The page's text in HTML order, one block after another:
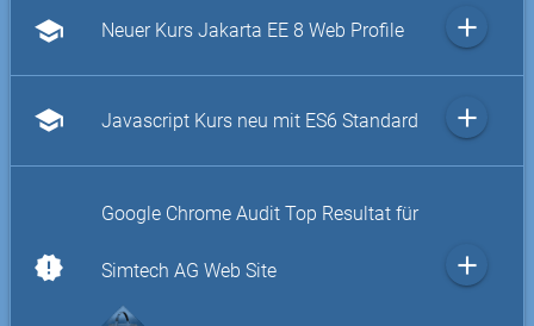
school Neuer Kurs Jakarta EE 8 Web Profile add
school Javascript Kurs neu mit ES6 Standard add
new_releases
Google Chrome Audit Top Resultat für
Simtech AG Web Site add